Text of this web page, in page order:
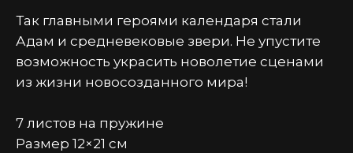
Так главными героями календаря стали
Адам и средневековые звери. Не упустите
возможность украсить новолетие сценами
из жизни новосозданного мира!
7 листов на пружине
Размер 12×21 см